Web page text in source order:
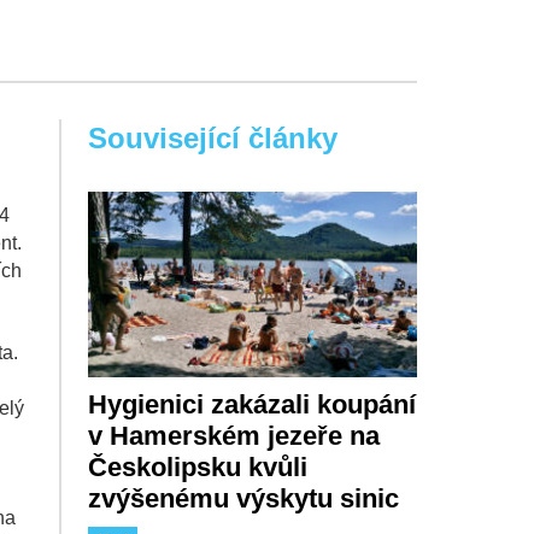
Související články
Hygienici zakázali koupání
v Hamerském jezeře na
Českolipsku kvůli
zvýšenému výskytu sinic